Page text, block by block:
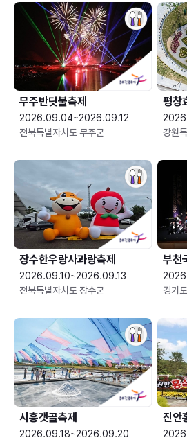
무주반딧불축제
2026.09.04~2026.09.12
전북특별자치도 무주군
평창
강원
장수한우랑사과랑축제
2026.09.10~2026.09.13
전북특별자치도 장수군
부천
경기
시흥갯골축제
2026.09.18~2026.09.20
진안